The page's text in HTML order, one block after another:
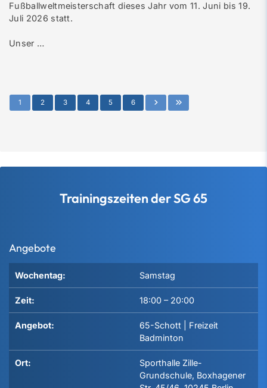
Fußballweltmeisterschaft dieses Jahr vom 11. Juni bis 19.
Juli 2026 statt.
Unser …
1 2 3 4 5 6
Trainingszeiten der SG 65
Angebote
Wochentag: Samstag
Zeit: 18:00 – 20:00
Angebot:
65-Schott | Freizeit
Badminton
Ort:
Sporthalle Zille-
Grundschule, Boxhagener